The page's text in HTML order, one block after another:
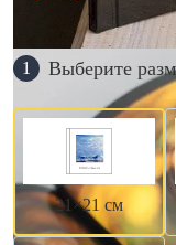
1 Выберите
21×21 см